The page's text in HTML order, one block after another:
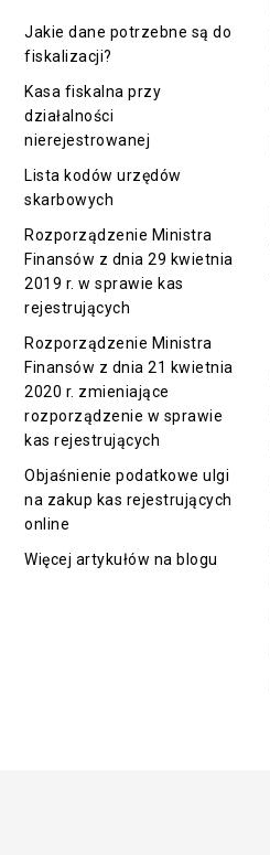
Jakie dane potrzebne są do
fiskalizacji?
Kasa fiskalna przy
działalności
nierejestrowanej
Lista kodów urzędów
skarbowych
Rozporządzenie Ministra
Finansów z dnia 29 kwietnia
2019 r. w sprawie kas
rejestrujących
Rozporządzenie Ministra
Finansów z dnia 21 kwietnia
2020 r. zmieniające
rozporządzenie w sprawie
kas rejestrujących
Objaśnienie podatkowe ulgi
na zakup kas rejestrujących
online
Więcej artykułów na blogu